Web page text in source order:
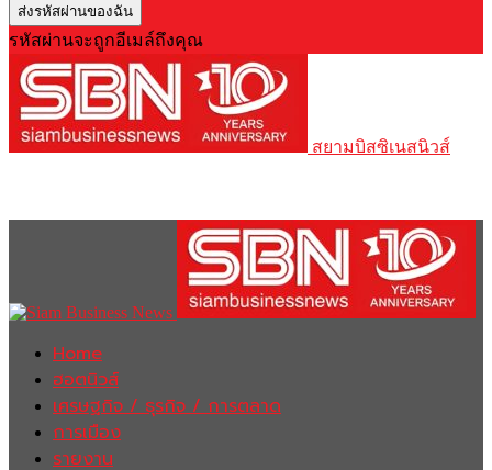
รหัสผ่านจะถูกอีเมล์ถึงคุณ
สยามบิสซิเนสนิวส์
Home
ฮอตนิวส์
เศรษฐกิจ / ธุรกิจ / การตลาด
การเมือง
รายงาน